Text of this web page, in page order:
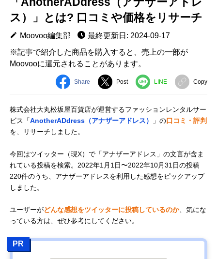
ス）」とは? 口コミや価格をリサーチ
Moovoo編集部
最終更新日: 2024-09-17
※記事で紹介した商品を購入すると、売上の一部が
Moovooに還元されることがあります。
Share Post LINE Copy
株式会社大丸松坂屋百貨店が運営するファッションレンタルサー
ビス「AnotherADdress（アナザーアドレス） 」の口コミ・評判
を、リサーチしました。
今回はツイッター（現X）で「アナザーアドレス」の文言が含ま
れている投稿を検索。2022年1月1日〜2022年10月31日の投稿
220件のうち、アナザーアドレスを利用した感想をピックアップ
しました。
ユーザーがどんな感想をツイッターに投稿しているのか、気にな
っている方は、ぜひ参考にしてください。
PR